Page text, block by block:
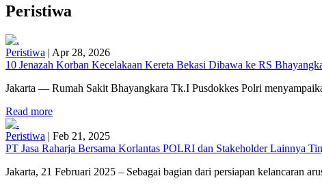
Peristiwa
Peristiwa | Apr 28, 2026
10 Jenazah Korban Kecelakaan Kereta Bekasi Dibawa ke RS
Jakarta — Rumah Sakit Bhayangkara Tk.I Pusdokkes Polri
Read more
Peristiwa | Feb 21, 2025
PT Jasa Raharja Bersama Korlantas POLRI dan Stakeholder Lainnya
Jakarta, 21 Februari 2025 – Sebagai bagian dari persiapan kelancaran